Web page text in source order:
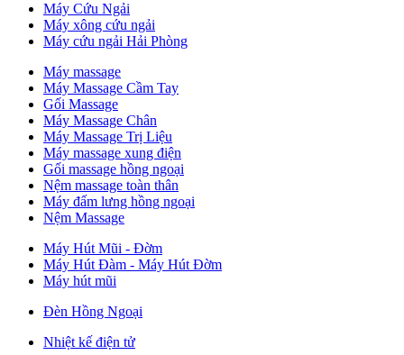
Máy Cứu Ngải
Máy xông cứu ngải
Máy cứu ngải Hải Phòng
Máy massage
Máy Massage Cầm Tay
Gối Massage
Máy Massage Chân
Máy Massage Trị Liệu
Máy massage xung điện
Gối massage hồng ngoại
Nệm massage toàn thân
Máy đấm lưng hồng ngoại
Nệm Massage
Máy Hút Mũi - Đờm
Máy Hút Đàm - Máy Hút Đờm
Máy hút mũi
Đèn Hồng Ngoại
Nhiệt kế điện tử